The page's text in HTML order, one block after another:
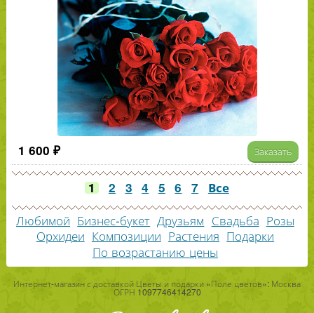
1 600 ₽ Заказать
1 2 3 4 5 6 7 Все
Любимой Бизнес-букет Друзьям Свадьба Розы
Орхидеи Композиции Растения Подарки
По возрастанию цены
Интернет-магазин с доставкой Цветы и подарки «Поле цветов»: Москва
ОГРН 1097746414270